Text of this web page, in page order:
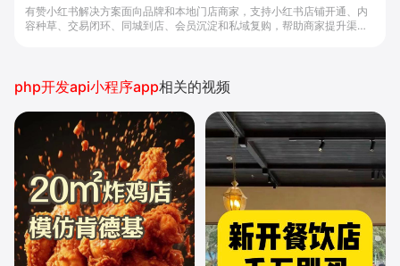
化工具 - 做生意, 找有赞
有赞小红书解决方案面向品牌和本地门店商家，支持小红书店铺开通、内
容种草、交易闭环、同城到店、会员沉淀和私域复购，帮助商家提升渠道
php开发api小程序app相关的视频